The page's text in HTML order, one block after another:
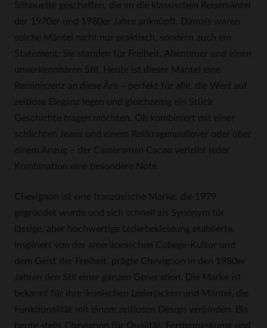
Silhouette geschaffen, die an die klassischen Reisemäntel
der 1970er und 1980er Jahre anknüpft. Damals waren
solche Mäntel nicht nur praktisch, sondern auch ein
Statement: Sie standen für Freiheit, Abenteuer und einen
unverkennbaren Stil. Heute ist dieser Mantel eine
Reminiszenz an diese Ära – perfekt für alle, die Wert auf
zeitlose Eleganz legen und gleichzeitig ein Stück
Geschichte tragen möchten. Ob kombiniert mit einer
schlichten Jeans und einem Rollkragenpullover oder über
einem Anzug – der Cameraman Cacao verleiht jeder
Kombination eine besondere Note.
Chevignon ist eine französische Marke, die 1979
gegründet wurde und sich schnell als Synonym für
lässige, aber hochwertige Lederbekleidung etablierte.
Inspiriert von der amerikanischen College-Kultur und
dem Geist der Freiheit, prägte Chevignon in den 1980er
Jahren den Stil einer ganzen Generation. Die Marke ist
bekannt für ihre ikonischen Lederjacken und Mäntel, die
Funktionalität mit einem zeitlosen Design verbinden. Bis
heute steht Chevignon für Qualität, Fertigungskunst und